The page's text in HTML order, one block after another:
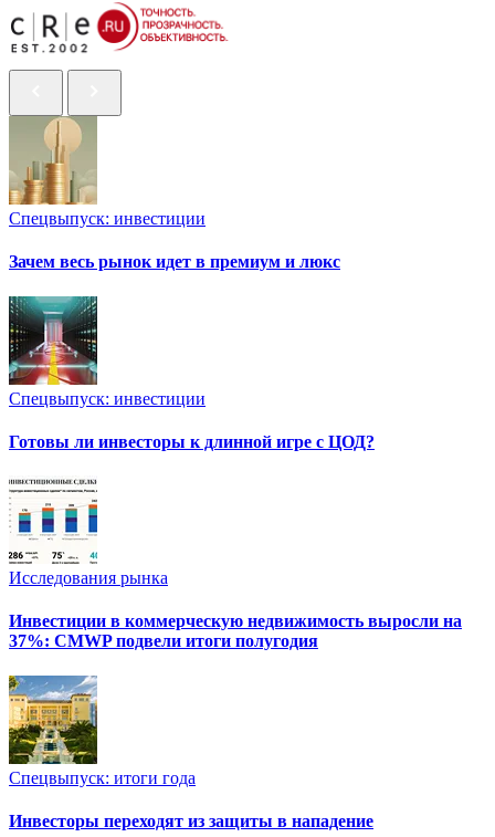
Спецвыпуск: инвестиции
Зачем весь рынок идет в премиум и люкс
Спецвыпуск: инвестиции
Готовы ли инвесторы к длинной игре с ЦОД?
Исследования рынка
Инвестиции в коммерческую недвижимость выросли на
37%: CMWP подвели итоги полугодия
Спецвыпуск: итоги года
Инвесторы переходят из защиты в нападение